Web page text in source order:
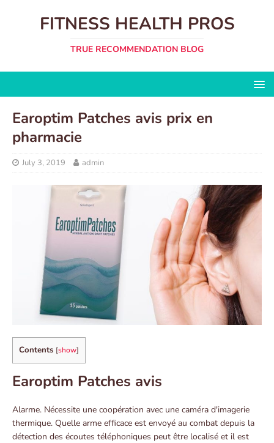
FITNESS HEALTH PROS
TRUE RECOMMENDATION BLOG
Earoptim Patches avis prix en
pharmacie
July 3, 2019 admin
Contents [show]
Earoptim Patches avis
Alarme. Nécessite une coopération avec une caméra d'imagerie
thermique. Quelle arme efficace est envoyé au combat depuis la
détection des écoutes téléphoniques peut être localisé et il est